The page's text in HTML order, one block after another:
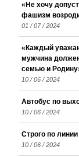
«Не хочу
фашизм
01 / 07 / 2024
«Каждый
мужчина
семью и
10 / 06 / 2024
Автобус по
10 / 06 / 2024
Строго по линии
10 / 06 / 2024